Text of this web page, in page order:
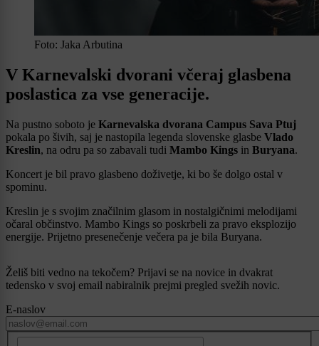
Foto: Jaka Arbutina
V Karnevalski dvorani včeraj glasbena
poslastica za vse generacije.
Na pustno soboto je Karnevalska dvorana Campus Sava Ptuj
pokala po šivih, saj je nastopila legenda slovenske glasbe Vlado
Kreslin, na odru pa so zabavali tudi Mambo Kings in Buryana.
Koncert je bil pravo glasbeno doživetje, ki bo še dolgo ostal v
spominu.
Kreslin je s svojim značilnim glasom in nostalgičnimi melodijami
očaral občinstvo. Mambo Kings so poskrbeli za pravo eksplozijo
energije. Prijetno presenečenje večera pa je bila Buryana.
Želiš biti vedno na tekočem? Prijavi se na novice in dvakrat
tedensko v svoj email nabiralnik prejmi pregled svežih novic.
E-naslov